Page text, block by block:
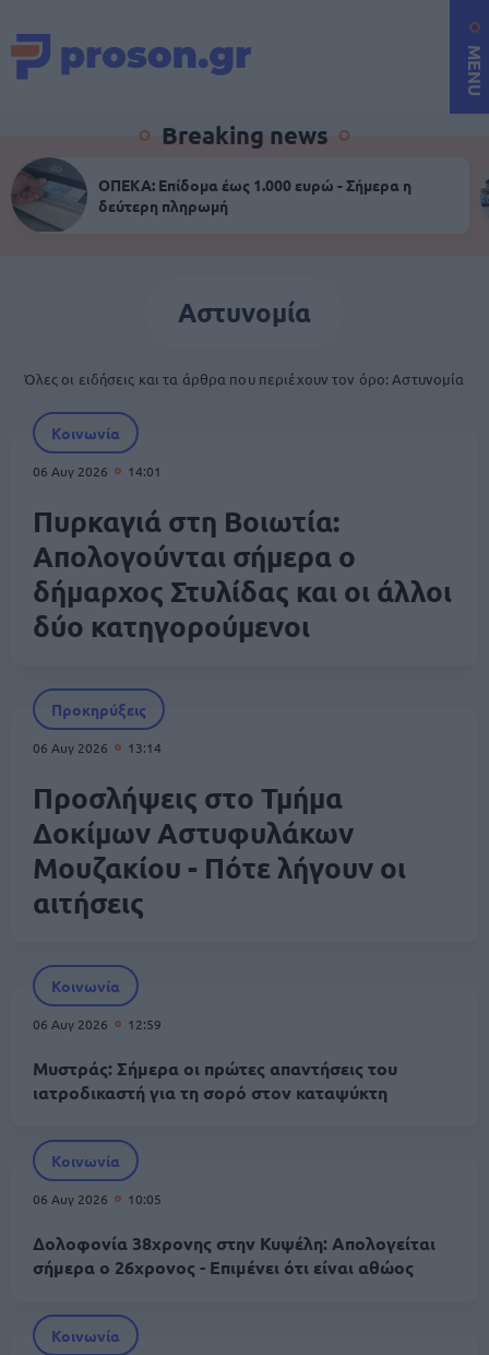
MENU
Breaking news
ΟΠΕΚΑ: Επίδομα έως 1.000 ευρώ - Σήμερα η
δεύτερη πληρωμή
Αστυνομία
Όλες οι ειδήσεις και τα άρθρα που περιέχουν τον όρο: Αστυνομία
Κοινωνία
06 Αυγ 2026 14:01
Πυρκαγιά στη Βοιωτία:
Απολογούνται σήμερα ο
δήμαρχος Στυλίδας και οι άλλοι
δύο κατηγορούμενοι
Προκηρύξεις
06 Αυγ 2026 13:14
Προσλήψεις στο Τμήμα
Δοκίμων Αστυφυλάκων
Mουζακίου - Πότε λήγουν οι
αιτήσεις
Κοινωνία
06 Αυγ 2026 12:59
Μυστράς: Σήμερα οι πρώτες απαντήσεις του
ιατροδικαστή για τη σορό στον καταψύκτη
Κοινωνία
06 Αυγ 2026 10:05
Δολοφονία 38χρονης στην Κυψέλη: Απολογείται
σήμερα ο 26χρονος - Επιμένει ότι είναι αθώος
Κοινωνία